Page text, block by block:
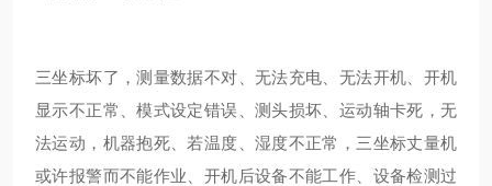
三坐标坏了，测量数据不对、无法充电、无法开机、开机
显示不正常、模式设定错误、测头损坏、运动轴卡死，无
法运动，机器抱死、若温度、湿度不正常，三坐标丈量机
或许报警而不能作业、开机后设备不能工作、设备检测过